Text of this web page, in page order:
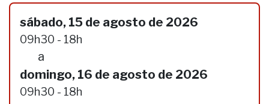
sábado, 15 de agosto de 2026
09h30 - 18h
a
domingo, 16 de agosto de 2026
09h30 - 18h